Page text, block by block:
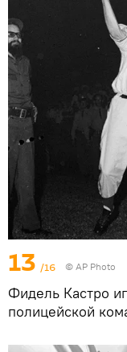
13 /16 © AP Photo
Фидель Кастро
полицейской